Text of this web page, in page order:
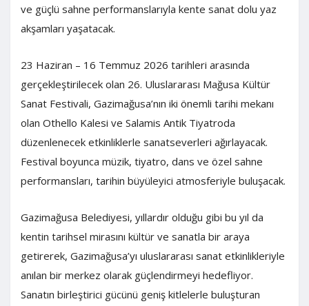
ve güçlü sahne performanslarıyla kente sanat dolu yaz
akşamları yaşatacak.
23 Haziran – 16 Temmuz 2026 tarihleri arasında
gerçekleştirilecek olan 26. Uluslararası Mağusa Kültür
Sanat Festivali, Gazimağusa’nın iki önemli tarihi mekanı
olan Othello Kalesi ve Salamis Antik Tiyatroda
düzenlenecek etkinliklerle sanatseverleri ağırlayacak.
Festival boyunca müzik, tiyatro, dans ve özel sahne
performansları, tarihin büyüleyici atmosferiyle buluşacak.
Gazimağusa Belediyesi, yıllardır olduğu gibi bu yıl da
kentin tarihsel mirasını kültür ve sanatla bir araya
getirerek, Gazimağusa’yı uluslararası sanat etkinlikleriyle
anılan bir merkez olarak güçlendirmeyi hedefliyor.
Sanatın birleştirici gücünü geniş kitlelerle buluşturan